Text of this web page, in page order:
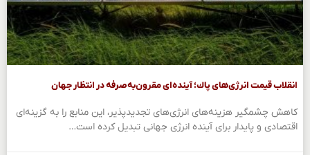
انقلاب قیمت انرژی‌های پاك؛ آینده‌ای مقرون‌به‌صرفه در انتظار جهان
کاهش چشمگیر هزینه‌های انرژی‌های تجدیدپذیر، این منابع را به گزینه‌ای
اقتصادی و پایدار برای آینده انرژی جهانی تبدیل کرده است…